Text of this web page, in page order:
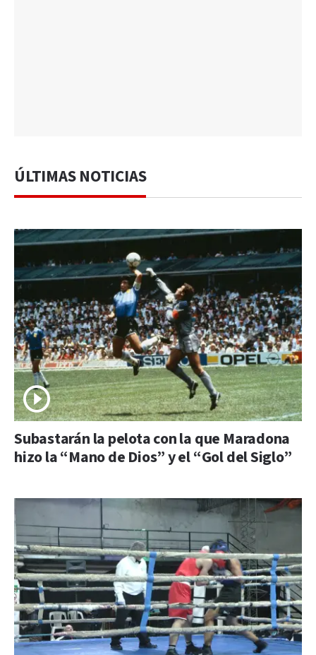
ÚLTIMAS NOTICIAS
Subastarán la pelota con la que Maradona
hizo la “Mano de Dios” y el “Gol del Siglo”